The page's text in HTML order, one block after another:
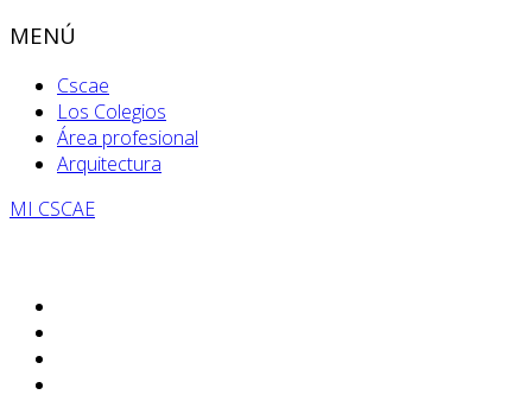
MENÚ
Cscae
Los Colegios
Área profesional
Arquitectura
MI CSCAE